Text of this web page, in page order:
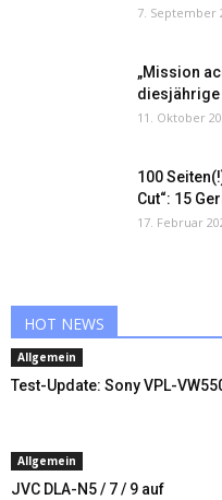
7. September
„Mission
diesjährige
11. Oktober
100
Cut“: 15
17. Februar
HOT NEWS
Allgemein
Test-Update: Sony VPL-
Allgemein
JVC DLA-N5 / 7 / 9 auf